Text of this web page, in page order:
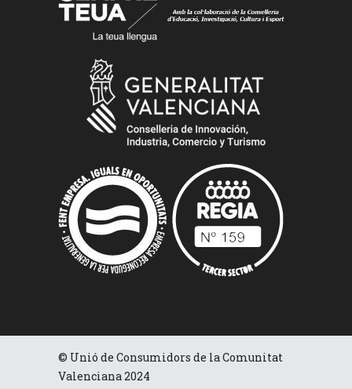
© Unió de Consumidors de la Comunitat
Valenciana 2024